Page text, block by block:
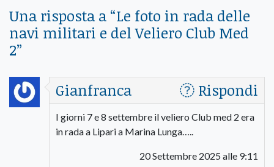
Una risposta a “Le foto in rada delle
navi militari e del Veliero Club Med
2”
Gianfranca
Rispondi
I giorni 7 e 8 settembre il veliero Club med 2 era
in rada a Lipari a Marina Lunga…..
20 Settembre 2025 alle 9:11